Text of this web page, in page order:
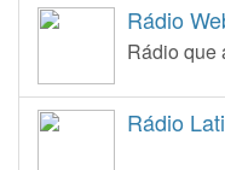
Rádio
Rádio que
Rádio